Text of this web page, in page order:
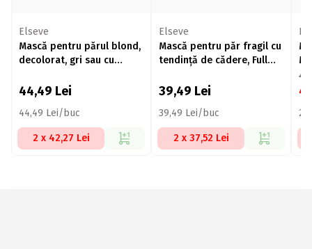
Elseve
Mască pentru părul blond,
decolorat, gri sau cu
44,49 Lei
44,49 Lei/buc
2 x 42,27 Lei
Elseve
Mască pentru păr fragil cu
tendință de cădere, Full
39,49 Lei
39,49 Lei/buc
2 x 37,52 Lei